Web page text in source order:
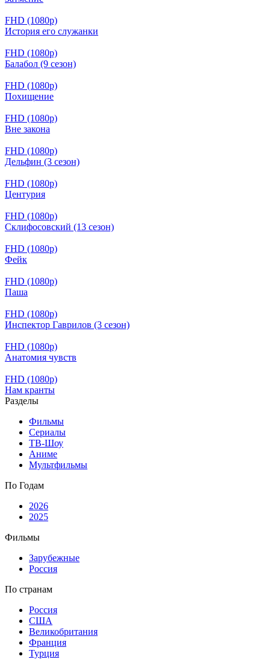
FHD (1080p)
История его служанки
FHD (1080p)
Балабол (9 сезон)
FHD (1080p)
Похищение
FHD (1080p)
Вне закона
FHD (1080p)
Дельфин (3 сезон)
FHD (1080p)
Центурия
FHD (1080p)
Склифосовский (13 сезон)
FHD (1080p)
Фейк
FHD (1080p)
Паша
FHD (1080p)
Инспектор Гаврилов (3 сезон)
FHD (1080p)
Анатомия чувств
FHD (1080p)
Нам кранты
Разделы
Фильмы
Сериалы
ТВ-Шоу
Аниме
Мультфильмы
По Годам
2026
2025
Фильмы
Зарубежные
Россия
По странам
Россия
США
Великобритания
Франция
Турция